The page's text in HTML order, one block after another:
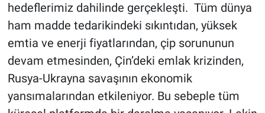
hedeflerimiz dahilinde gerçekleşti. Tüm dünya
ham madde tedarikindeki sıkıntıdan, yüksek
emtia ve enerji fiyatlarından, çip sorununun
devam etmesinden, Çin’deki emlak krizinden,
Rusya-Ukrayna savaşının ekonomik
yansımalarından etkileniyor. Bu sebeple tüm